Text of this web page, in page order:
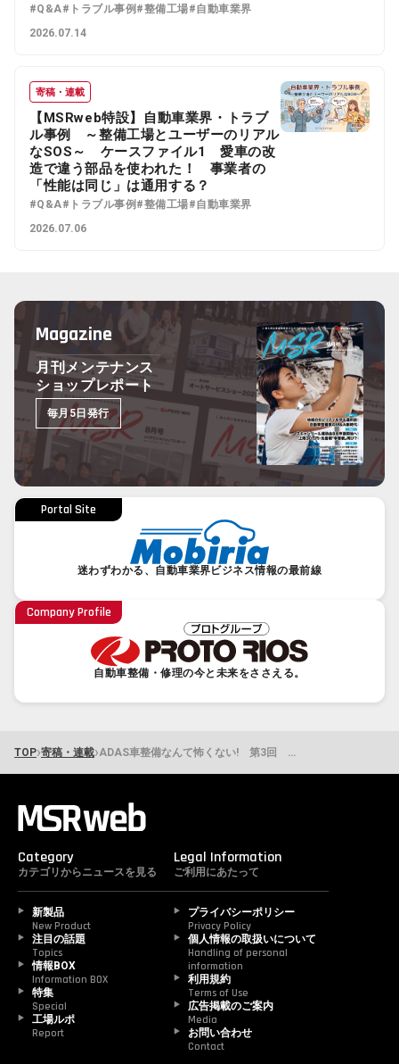
#Q&A#トラブル事例 #整備工場#自動車業界
2026.07.14
寄稿・連載
【MSRweb特設】自動車業界・トラブ
ル事例 ～整備工場とユーザーのリアル
なSOS～ ケースファイル1 愛車の改
造で違う部品を使われた！ 事業者の
「性能は同じ」は通用する？
#Q&A#トラブル事例 #整備工場#自動車業界
2026.07.06
Magazine
月刊メンテナンス
ショップレポート
毎月5日発行
Portal Site
迷わずわかる、自動車業界ビジネス情報の最前線
Company Profile
自動車整備・修理の今と未来をささえる。
TOP›寄稿・連載› ADAS車整備なんて怖くない! 第3回 なぜ今までのやり方では通用しないのか－スキルの前提が変わっている
Category
カテゴリからニュースを見る
新製品
New Product
注目の話題
Topics
情報BOX
Information BOX
特集
Special
工場ルポ
Report
Legal Information
ご利用にあたって
プライバシーポリシー
Privacy Policy
個人情報の取扱いについて
Handling of personal
information
利用規約
Terms of Use
広告掲載のご案内
Media
お問い合わせ
Contact